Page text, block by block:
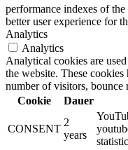
performance indexes of
better user experience for
Analytics
Analytics
Analytical cookies are
the website. These
number of visitors, bounce
Cookie
Dauer
CONSENT
2
years